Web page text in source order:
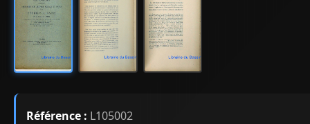
Référence : L105002